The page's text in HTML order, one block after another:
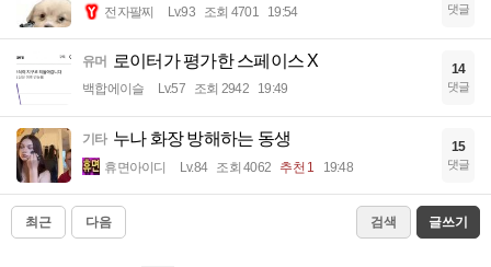
전자팔찌 Lv.93 조회 4701 19:54 댓글
유머 로이터가 평가한 스페이스 X
백합에이슬 Lv.57 조회 2942 19:49
14
댓글
기타 누나 화장 방해하는 동생
휴면아이디 Lv.84 조회 4062 추천 1 19:48
15
댓글
최근 다음 검색 글쓰기